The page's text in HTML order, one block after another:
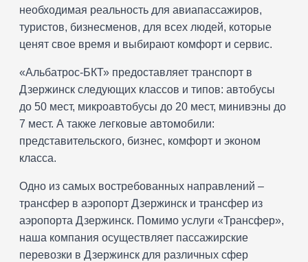
необходимая реальность для авиапассажиров,
туристов, бизнесменов, для всех людей, которые
ценят свое время и выбирают комфорт и сервис.
«Альбатрос-БКТ» предоставляет транспорт в
Дзержинск следующих классов и типов: автобусы
до 50 мест, микроавтобусы до 20 мест, минивэны до
7 мест. А также легковые автомобили:
представительского, бизнес, комфорт и эконом
класса.
Одно из самых востребованных направлений –
трансфер в аэропорт Дзержинск и трансфер из
аэропорта Дзержинск. Помимо услуги «Трансфер»,
наша компания осуществляет пассажирские
перевозки в Дзержинск для различных сфер